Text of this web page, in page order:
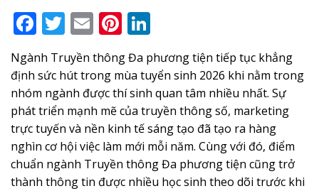
Facebook
Twitter
EmailPinterest
Ngành Truyền thông Đa phương tiện tiếp tục khẳng
định sức hút trong mùa tuyển sinh 2026 khi nằm trong
nhóm ngành được thí sinh quan tâm nhiều nhất. Sự
phát triển mạnh mẽ của truyền thông số, marketing
trực tuyến và nền kinh tế sáng tạo đã tạo ra hàng
nghìn cơ hội việc làm mới mỗi năm. Cùng với đó, điểm
chuẩn ngành Truyền thông Đa phương tiện cũng trở
thành thông tin được nhiều học sinh theo dõi trước khi